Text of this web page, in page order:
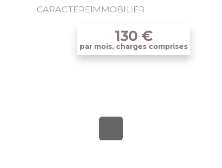
CARACTEREIMMOBILIER
130 €
par mois, charges comprises